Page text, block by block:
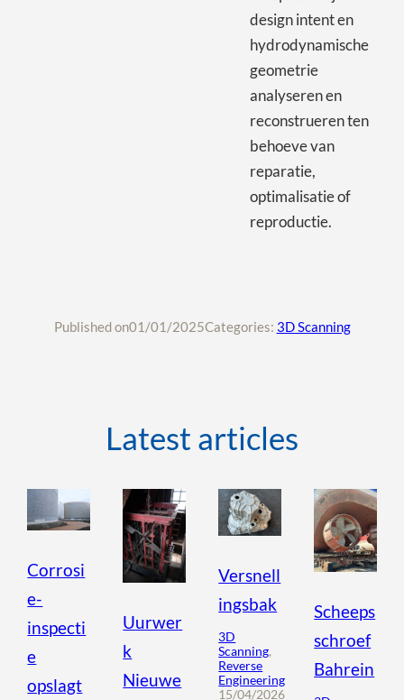
design intent en
hydrodynamische
geometrie
analyseren en
reconstrueren ten
behoeve van
reparatie,
optimalisatie of
reproductie.
Published on01/01/2025Categories: 3D Scanning
Latest articles
Corrosi
e-
inspecti
e
opslagt
Uurwer
k
Nieuwe
Versnell
ingsbak
3D
Scanning
Reverse
Engineering
15/04/2026
Scheeps
schroef
Bahrein